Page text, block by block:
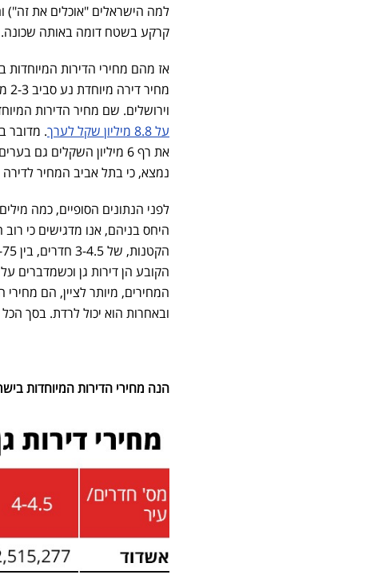
למה הישראלים "אוכלים את זה")
קרקע בשטח דומה באותה שכונה.
וירושלים. שם מחיר הדירות המיוחדות
על 8.8 מיליון שקל לערך
נמצא, כי בתל אביב המחיר לדירה מיוחדת של 6 חדרים עומד
לפני הנתונים הסופיים, כמה
הקובע הן דירות גן וכשמדברים
המחירים, מיותר לציין, הם
ובאחרות הוא יכול לרדת. בסך הכל נסקרו כ-13,500 דירות. רוב הדירות
הנה מחירי הדירות המיוחדות